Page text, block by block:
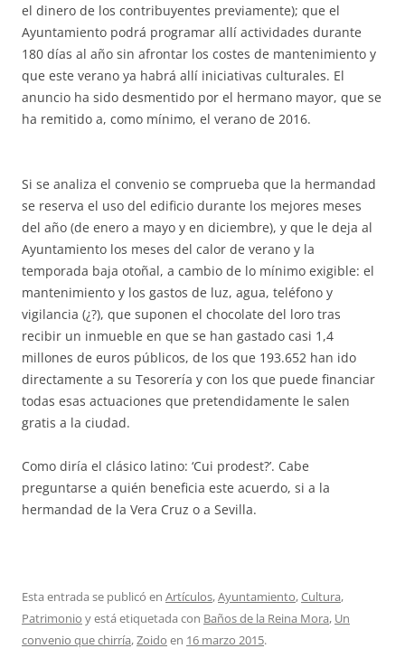
el dinero de los contribuyentes previamente); que el
Ayuntamiento podrá programar allí actividades durante
180 días al año sin afrontar los costes de mantenimiento y
que este verano ya habrá allí iniciativas culturales. El
anuncio ha sido desmentido por el hermano mayor, que se
ha remitido a, como mínimo, el verano de 2016.
Si se analiza el convenio se comprueba que la hermandad
se reserva el uso del edificio durante los mejores meses
del año (de enero a mayo y en diciembre), y que le deja al
Ayuntamiento los meses del calor de verano y la
temporada baja otoñal, a cambio de lo mínimo exigible: el
mantenimiento y los gastos de luz, agua, teléfono y
vigilancia (¿?), que suponen el chocolate del loro tras
recibir un inmueble en que se han gastado casi 1,4
millones de euros públicos, de los que 193.652 han ido
directamente a su Tesorería y con los que puede financiar
todas esas actuaciones que pretendidamente le salen
gratis a la ciudad.
Como diría el clásico latino: ‘Cui prodest?’. Cabe
preguntarse a quién beneficia este acuerdo, si a la
hermandad de la Vera Cruz o a Sevilla.
Esta entrada se publicó en Artículos,Ayuntamiento,Cultura,
Patrimonio y está etiquetada con Baños de la Reina Mora, Un
convenio que chirría,Zoido en 16 marzo 2015.